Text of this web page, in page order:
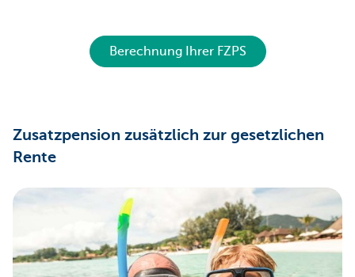
Berechnung Ihrer FZPS
Zusatzpension zusätzlich zur gesetzlichen
Rente